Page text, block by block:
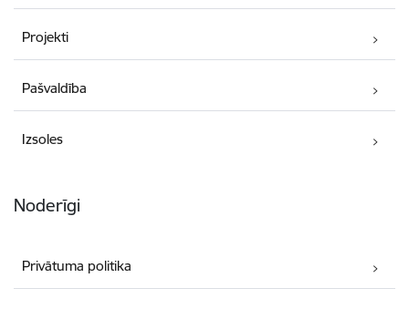
Projekti
Pašvaldība
Izsoles
Noderīgi
Privātuma politika